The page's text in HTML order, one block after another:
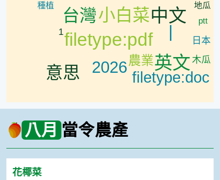
filetype:pdf
英文
中文
|
小白菜
台灣
意思 2026
filetype:doc
農業 木瓜
1
日本
ptt
地瓜
種植
八月 當令農產
花椰菜